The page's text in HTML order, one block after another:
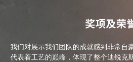
奖项及荣
我们对展示我们团队的成就感到非常自
代表着工艺的巅峰，体现了整个迪锐克